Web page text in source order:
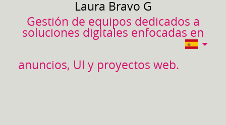
Laura Bravo G
Gestión de equipos dedicados a
soluciones digitales enfocadas en
anuncios, UI y proyectos web.